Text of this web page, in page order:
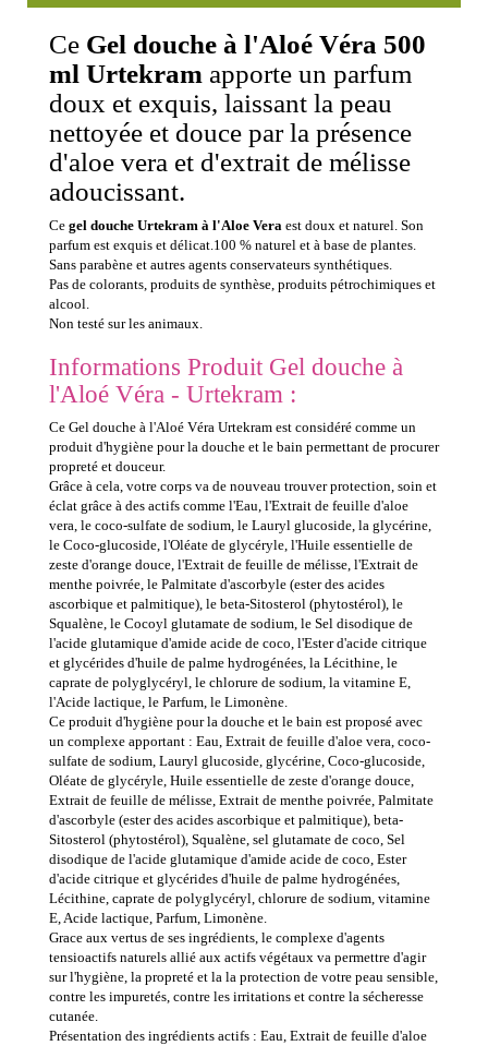
Ce Gel douche à l'Aloé Véra 500
ml Urtekram apporte un parfum
doux et exquis, laissant la peau
nettoyée et douce par la présence
d'aloe vera et d'extrait de mélisse
adoucissant.
Ce gel douche Urtekram à l'Aloe Vera est doux et naturel. Son
parfum est exquis et délicat.100 % naturel et à base de plantes.
Sans parabène et autres agents conservateurs synthétiques.
Pas de colorants, produits de synthèse, produits pétrochimiques et
alcool.
Non testé sur les animaux.
Informations Produit Gel douche à
l'Aloé Véra - Urtekram :
Ce Gel douche à l'Aloé Véra Urtekram est considéré comme un
produit d'hygiène pour la douche et le bain permettant de procurer
propreté et douceur.
Grâce à cela, votre corps va de nouveau trouver protection, soin et
éclat grâce à des actifs comme l'Eau, l'Extrait de feuille d'aloe
vera, le coco-sulfate de sodium, le Lauryl glucoside, la glycérine,
le Coco-glucoside, l'Oléate de glycéryle, l'Huile essentielle de
zeste d'orange douce, l'Extrait de feuille de mélisse, l'Extrait de
menthe poivrée, le Palmitate d'ascorbyle (ester des acides
ascorbique et palmitique), le beta-Sitosterol (phytostérol), le
Squalène, le Cocoyl glutamate de sodium, le Sel disodique de
l'acide glutamique d'amide acide de coco, l'Ester d'acide citrique
et glycérides d'huile de palme hydrogénées, la Lécithine, le
caprate de polyglycéryl, le chlorure de sodium, la vitamine E,
l'Acide lactique, le Parfum, le Limonène.
Ce produit d'hygiène pour la douche et le bain est proposé avec
un complexe apportant : Eau, Extrait de feuille d'aloe vera, coco-
sulfate de sodium, Lauryl glucoside, glycérine, Coco-glucoside,
Oléate de glycéryle, Huile essentielle de zeste d'orange douce,
Extrait de feuille de mélisse, Extrait de menthe poivrée, Palmitate
d'ascorbyle (ester des acides ascorbique et palmitique), beta-
Sitosterol (phytostérol), Squalène, sel glutamate de coco, Sel
disodique de l'acide glutamique d'amide acide de coco, Ester
d'acide citrique et glycérides d'huile de palme hydrogénées,
Lécithine, caprate de polyglycéryl, chlorure de sodium, vitamine
E, Acide lactique, Parfum, Limonène.
Grace aux vertus de ses ingrédients, le complexe d'agents
tensioactifs naturels allié aux actifs végétaux va permettre d'agir
sur l'hygiène, la propreté et la la protection de votre peau sensible,
contre les impuretés, contre les irritations et contre la sécheresse
cutanée.
Présentation des ingrédients actifs : Eau, Extrait de feuille d'aloe